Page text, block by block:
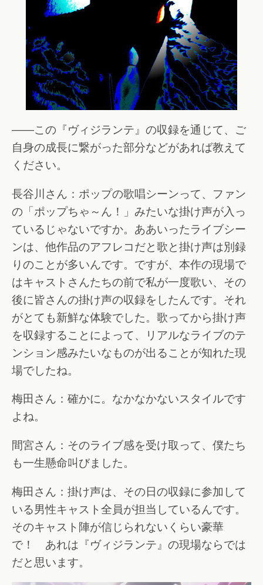
――この『ヴィジランテ』の収録を通じて、ご
自身の成長に繋がった部分などがあれば教えて
ください。
長谷川さん：ポップの歌唱シーンって、ファン
の「ポップちゃ～ん！」みたいな掛け声が入っ
ているじゃないですか。ああいったライブシー
ンは、他作品のアフレコだと歌と掛け声は別録
りのことが多いんです。ですが、本作の現場で
はキャストさんたちの前で私が一度歌い、その
後に皆さんの掛け声の収録をしたんです。それ
がとても新鮮な体験でした。歌ってから掛け声
を収録することによって、リアルなライブのテ
ンション感みたいなものが出ることが知れた現
場でしたね。
梅田さん：確かに。なかなかないスタイルです
よね。
間宮さん：そのライブ感を受け取って、僕たち
も一生懸命叫びました。
梅田さん：掛け声は、その日の収録に参加して
いる男性キャスト全員が担当しているんです。
そのキャスト陣が信じられないくらい豪華
で！ あれは『ヴィジランテ』の現場ならでは
だと思います。